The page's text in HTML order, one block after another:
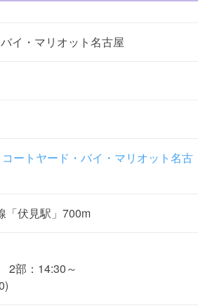
イ・マリオット名古屋
ートヤード・バイ・マリオット名古
「伏見駅」700m
2部：14:30～